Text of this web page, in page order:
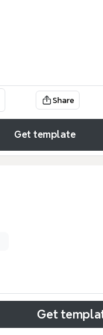
Share
Get template
'Hospodářská soutěž'
se na státní
Get